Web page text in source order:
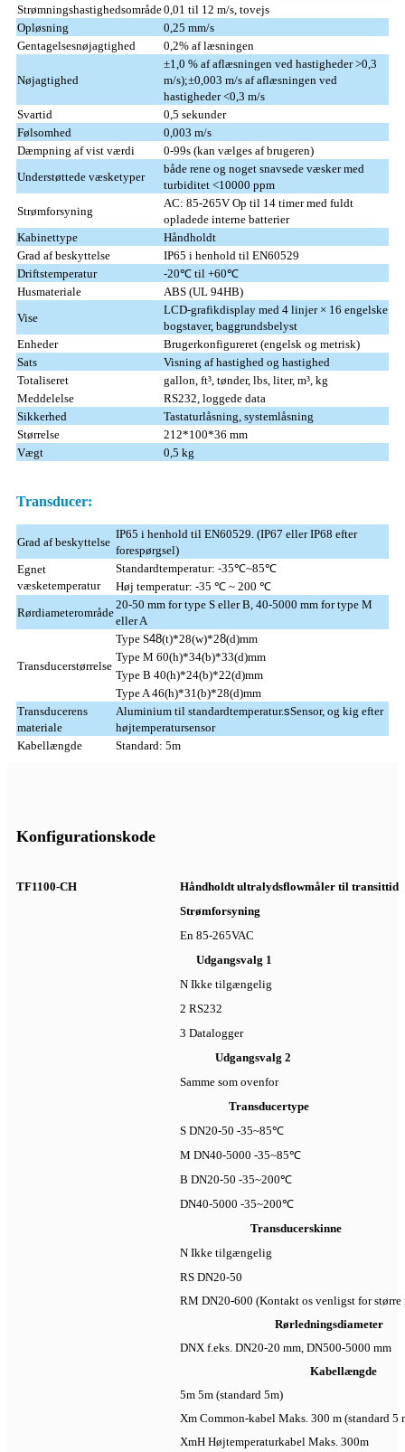
Strømningshastighedsområde0,01 til 12 m/s, tovejs
Opløsning
0,25 mm/s
Gentagelsesnøjagtighed
0,2% af læsningen
Nøjagtighed
±1,0 % af aflæsningen ved hastigheder >0,3
m/s);±0,003 m/s af aflæsningen ved
hastigheder <0,3 m/s
Svartid
0,5 sekunder
Følsomhed
0,003 m/s
Dæmpning af vist værdi
0-99s (kan vælges af brugeren)
Understøttede væsketyper
både rene og noget snavsede væsker med
turbiditet <10000 ppm
Strømforsyning
AC: 85-265V Op til 14 timer med fuldt
opladede interne batterier
Kabinettype
Håndholdt
Grad af beskyttelse
IP65 i henhold til EN60529
Driftstemperatur
-20℃ til +60℃
Husmateriale
ABS (UL 94HB)
Vise
LCD-grafikdisplay med 4 linjer × 16 engelske
bogstaver, baggrundsbelyst
Enheder
Brugerkonfigureret (engelsk og metrisk)
Sats
Visning af hastighed og hastighed
Totaliseret
gallon, ft³, tønder, lbs, liter, m³, kg
Meddelelse
RS232, loggede data
Sikkerhed
Tastaturlåsning, systemlåsning
Størrelse
212*100*36 mm
Vægt
0,5 kg
Transducer:
Grad af beskyttelse
IP65 i henhold til EN60529. (IP67 eller IP68 efter
forespørgsel)
Egnet
væsketemperatur
Standardtemperatur: -35℃~85℃
Høj temperatur: -35 ℃ ~ 200 ℃
Rørdiameterområde
20-50 mm for type S eller B, 40-5000 mm for type M
eller A
Transducerstørrelse
Type S48(t)*28(w)*28(d)mm
Type M 60(h)*34(b)*33(d)mm
Type B 40(h)*24(b)*22(d)mm
Type A 46(h)*31(b)*28(d)mm
Transducerens
materiale
Aluminium til standardtemperatur.sSensor, og kig efter
højtemperatursensor
Kabellængde
Standard: 5m
Konfigurationskode
TF1100-CH
Håndholdt ultralydsflowmåler til transittid
Strømforsyning
En 85-265VAC
Udgangsvalg 1
N Ikke tilgængelig
2 RS232
3 Datalogger
Udgangsvalg 2
Samme som ovenfor
Transducertype
S DN20-50 -35~85℃
M DN40-5000 -35~85℃
B DN20-50 -35~200℃
DN40-5000 -35~200℃
Transducerskinne
N Ikke tilgængelig
RS DN20-50
RM DN20-600 (Kontakt os venligst for større
Rørledningsdiameter
DNX f.eks. DN20-20 mm, DN500-5000 mm
Kabellængde
5m 5m (standard 5m)
Xm Common-kabel Maks. 300 m (standard 5
XmH Højtemperaturkabel Maks. 300m